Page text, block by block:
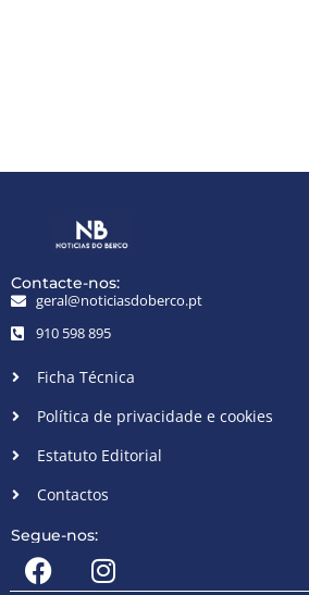
Contacte-nos:
geral@noticiasdoberco.pt
910 598 895
Ficha Técnica
Política de privacidade e cookies
Estatuto Editorial
Contactos
Segue-nos: